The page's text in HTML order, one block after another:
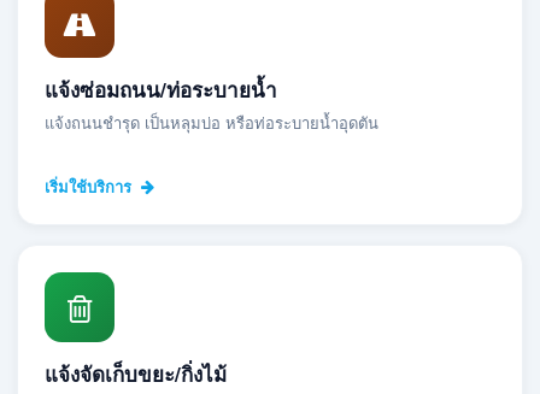
แจ้งซ่อมถนน/ท่อระบายน้ำ
แจ้งถนนชำรุด เป็นหลุมบ่อ หรือท่อระบายน้ำอุดตัน
เริ่มใช้บริการ
แจ้งจัดเก็บขยะ/กิ่งไม้